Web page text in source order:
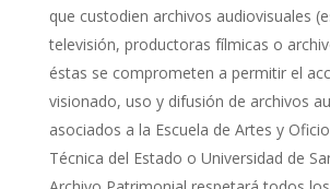
que custodien archivos audiovisuales
televisión, productoras fílmicas o
éstas se comprometen a permitir el
visionado, uso y difusión de archivos
asociados a la Escuela de Artes y
Técnica del Estado o Universidad de